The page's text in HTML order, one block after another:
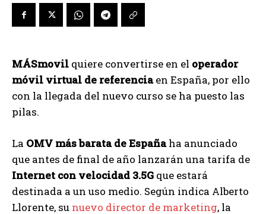
MÁSmovil quiere convertirse en el operador
móvil virtual de referenciaen España, por ello
con la llegada del nuevo curso se ha puesto las
pilas.
La OMV más barata de Españaha anunciado
que antes de final de año lanzarán una tarifa de
Internet con velocidad 3.5G que estará
destinada a un uso medio. Según indica Alberto
Llorente, su nuevo director de marketing, la